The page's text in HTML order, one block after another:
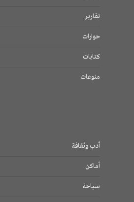
تقارير
حوارات
كتابات
منوعات
أدب وثقافة
أماكن
سياحة